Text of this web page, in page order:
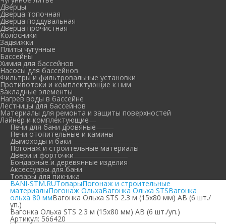
Дверцы
Дверца топочная
Дверца поддувальная
Дверца прочистная
Колосники
Задвижки
Плиты чугунные
Бассейны
Химия для бассейнов
Насосы для бассейнов
Фильтры и фильтровальные установки
Противотоки и комплектующие к ним
Закладные элементы
Нагрев воды в бассейне
Лестницы для бассейнов
Материалы для ремонта и защиты поверхностей
Лайнер и комплектующие
Печи для бани дровяные
Печи отопительные и камины
Дымоходы и баки
Погонаж и строительные материалы
Двери и форточки
Бондарные и деревянные изделия
Аксессуары для бани
Товары для пикника
BANI-STM.RUТоварыПогонаж и строительные
материалыПогонаж ОльхаВагонка Ольха STSВагонка
ольха 80 ммВагонка Ольха STS 2.3 м (15х80 мм) АВ (6 шт./
уп.)
Вагонка Ольха STS 2.3 м (15х80 мм) АВ (6 шт./уп.)
Артикул: 566420